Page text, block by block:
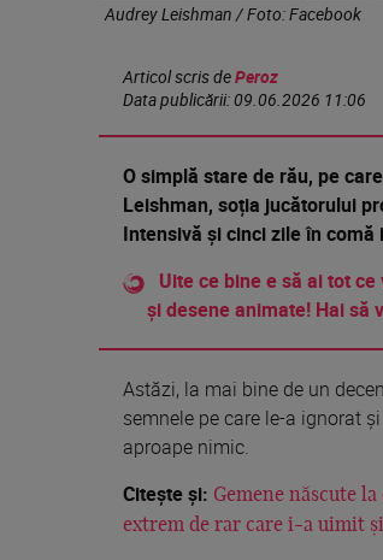
Audrey Leishman / Foto: Facebook
Articol scris dePeroz
Data publicării:09.06.2026 11:06
O simplă stare de rău, pe
Leishman, soția jucătorului
Intensivă și cinci zile în
Uite ce bine e să ai tot
și desene animate! Hai să
Astăzi, la mai bine de un
semnele pe care le-a ignorat
aproape nimic.
Citește și: Gemene născute
extrem de rar care i-a uimit